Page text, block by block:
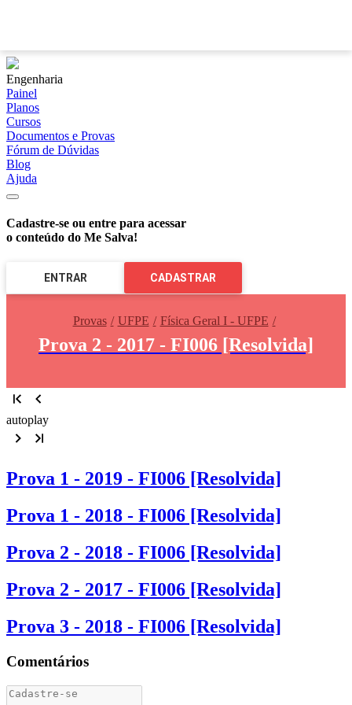
Engenharia
Painel
Planos
Cursos
Documentos e Provas
Fórum de Dúvidas
Blog
Ajuda
Cadastre-se ou entre para acessar
o conteúdo do Me Salva!
ENTRAR CADASTRAR
Provas UFPE Física Geral I - UFPE
Prova 2 - 2017 - FI006 [Resolvida]
autoplay
Prova 1 - 2019 - FI006 [Resolvida]
Prova 1 - 2018 - FI006 [Resolvida]
Prova 2 - 2018 - FI006 [Resolvida]
Prova 2 - 2017 - FI006 [Resolvida]
Prova 3 - 2018 - FI006 [Resolvida]
Comentários